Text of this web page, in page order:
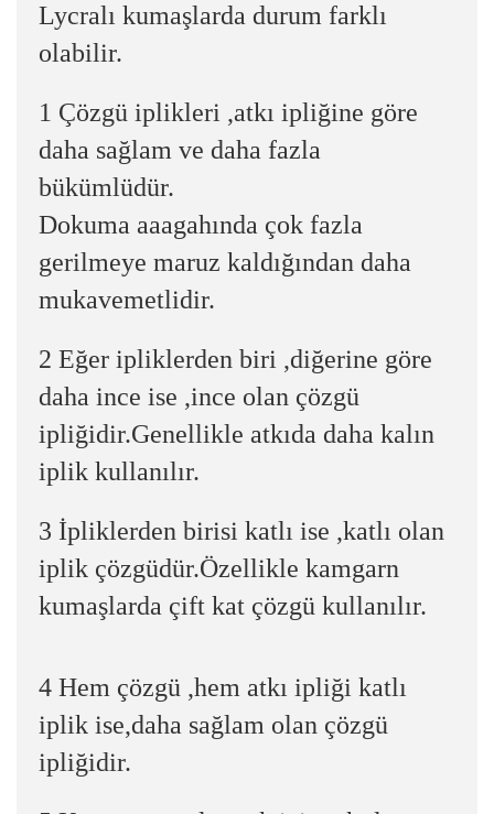
Lycralı kumaşlarda durum farklı
olabilir.
1 Çözgü iplikleri ,atkı ipliğine göre
daha sağlam ve daha fazla
bükümlüdür.
Dokuma aaagahında çok fazla
gerilmeye maruz kaldığından daha
mukavemetlidir.
2 Eğer ipliklerden biri ,diğerine göre
daha ince ise ,ince olan çözgü
ipliğidir.Genellikle atkıda daha kalın
iplik kullanılır.
3 İpliklerden birisi katlı ise ,katlı olan
iplik çözgüdür.Özellikle kamgarn
kumaşlarda çift kat çözgü kullanılır.
4 Hem çözgü ,hem atkı ipliği katlı
iplik ise,daha sağlam olan çözgü
ipliğidir.